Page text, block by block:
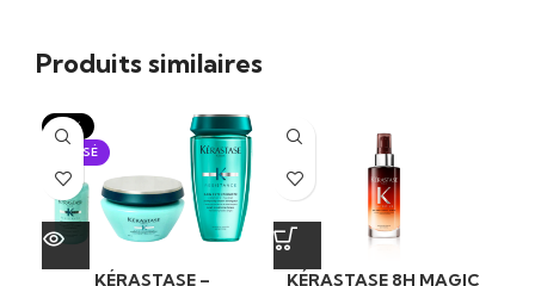
Produits similaires
-15%
ÉPUISÉ
KÉRASTASE –
KÉRASTASE 8H MAGIC